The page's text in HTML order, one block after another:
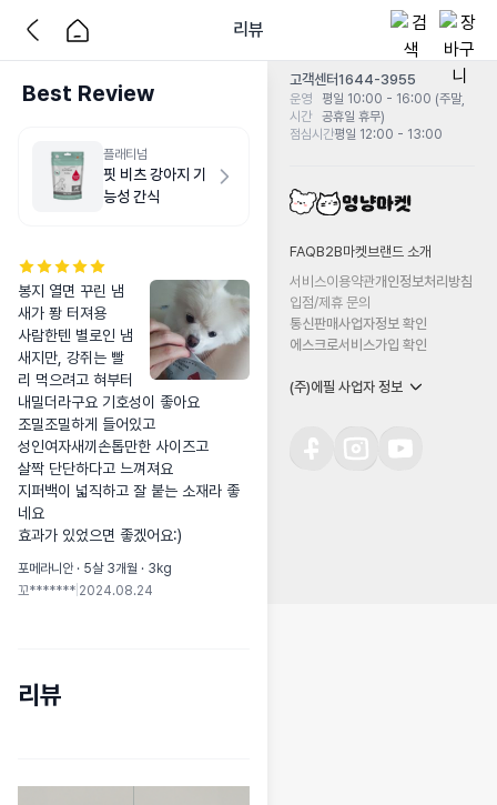
리뷰
Best Review
플래티넘
핏 비츠 강아지 기
능성 간식
봉지 열면 꾸린 냄
새가 퐝 터져용
사람한텐 별로인 냄
새지만, 강쥐는 빨
리 먹으려고 혀부터
내밀더라구요 기호성이 좋아요
조밀조밀하게 들어있고
성인여자새끼손톱만한 사이즈고
살짝 단단하다고 느껴져요
지퍼백이 넓직하고 잘 붙는 소재라 좋
네요
효과가 있었으면 좋겠어요:)
포메라니안 · 5살 3개월 · 3kg
꼬******* 2024.08.24
리뷰
고객센터1644-3955
운영
시간
평일 10:00 - 16:00 (주말,
공휴일 휴무)
점심시간평일 12:00 - 13:00
FAQB2B마켓 브랜드 소개
서비스이용약관개인정보처리방침
입점/제휴 문의
통신판매사업자정보 확인
에스크로서비스가입 확인
(주)에필 사업자 정보